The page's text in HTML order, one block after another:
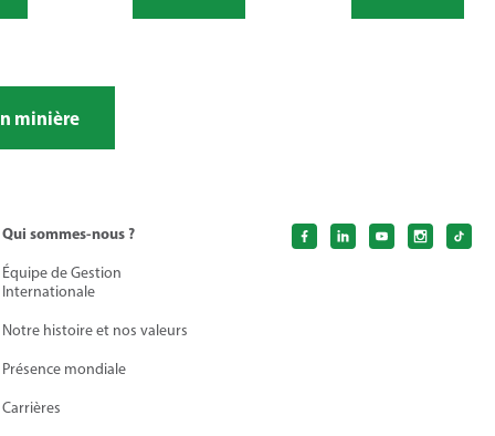
minière
Qui sommes-nous ?
Équipe de Gestion
Internationale
Notre histoire et nos valeurs
Présence mondiale
Carrières